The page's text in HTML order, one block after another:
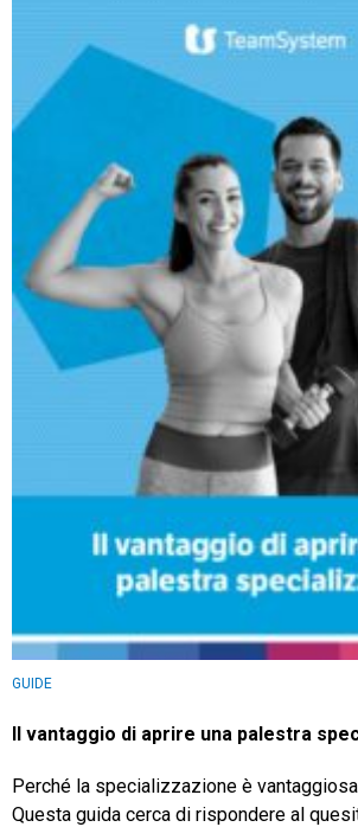
GUIDE
Il vantaggio di aprire una palestra
Perché la specializzazione è
Questa guida cerca di rispondere al